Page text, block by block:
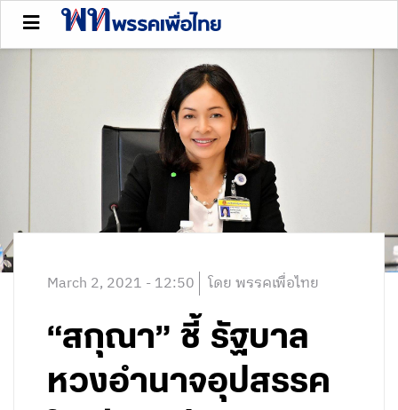
March 2, 2021 - 12:50 โดย พรรคเพื่อไทย
“สกุณา” ชี้ รัฐบาล
หวงอำนาจอุปสรรค